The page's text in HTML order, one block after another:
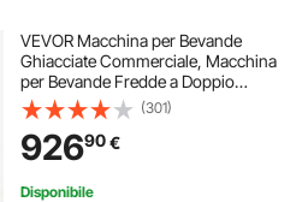
VEVOR Macchina per Bevande
Ghiacciate Commerciale, Macchina
per Bevande Fredde a Doppio
Serbatoio 2 x 12 Litri, Macchina per
Bevande Smoothie Drink in Acciaio
Inox da Bar Ristorante Hotel
Catering
(301)
92690€
Disponibile